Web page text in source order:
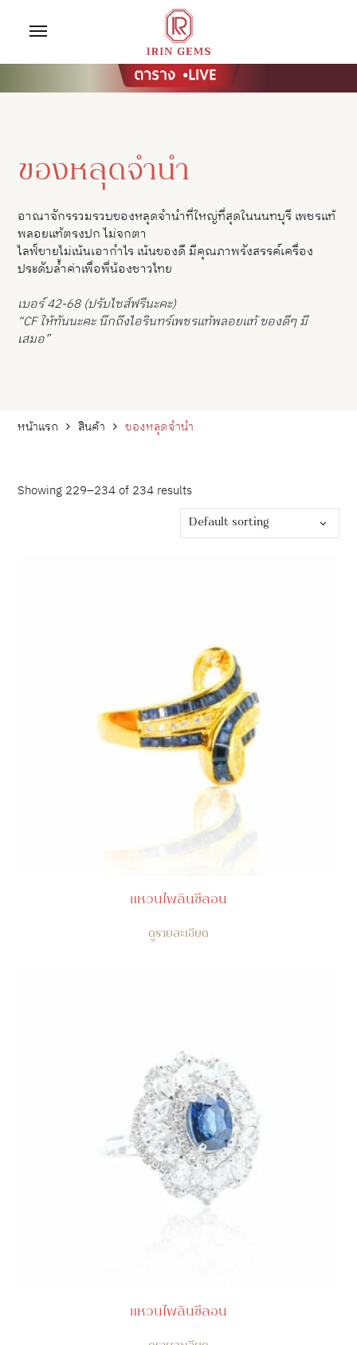
ของหลุดจำนำ
อาณาจักรรวมรวบของหลุดจำนำที่ใหญ่ที่สุดในนนทบุรี เพชรแท้
พลอยแท้ตรงปก ไม่จกตา
ไลฟ์ขายไม่เน้นเอากำไร เน้นของดี มีคุณภาพรังสรรค์เครื่อง
ประดับล้ำค่าเพื่อพี่น้องชาวไทย
เบอร์ 42-68 (ปรับไซส์ฟรีนะคะ)
“CF ให้ทันนะคะ นึกถึงไอรินทร์เพชรแท้พลอยแท้ ของดีๆ มี
เสมอ”
หน้าแรก สินค้า ของหลุดจำนำ
Showing 229–234 of 234 results
Default sorting
แหวนไพลินซีลอน
ดูรายละเอียด
แหวนไพลินซีลอน